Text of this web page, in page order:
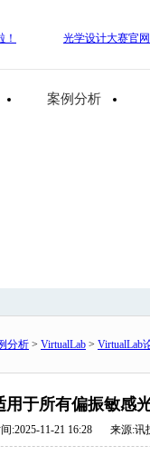
光学设计大赛官网
案例分析
分析 > VirtualLab > VirtualLab
用于所有偏振敏感
:2025-11-21 16:28 来源:讯